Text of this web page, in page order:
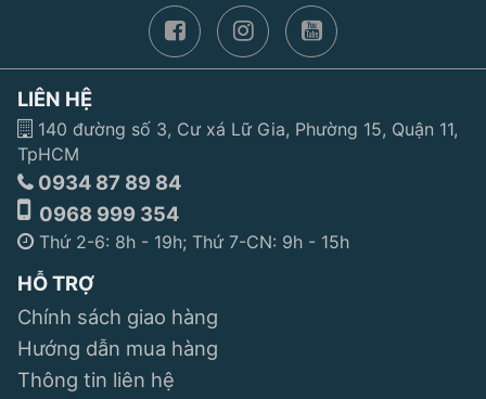
LIÊN HỆ
140 đường số 3, Cư xá Lữ Gia, Phường 15, Quận 11,
TpHCM
0934 87 89 84
0968 999 354
Thứ 2-6: 8h - 19h; Thứ 7-CN: 9h - 15h
HỖ TRỢ
Chính sách giao hàng
Hướng dẫn mua hàng
Thông tin liên hệ